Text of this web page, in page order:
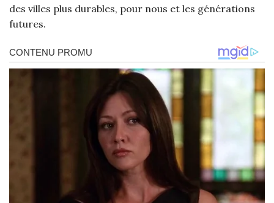
des villes plus durables, pour nous et les générations
futures.